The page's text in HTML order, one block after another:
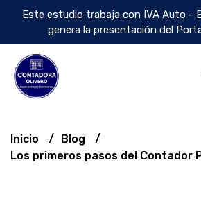
Este estudio trabaja con IVA Auto -
genera la presentación del
Inicio
Blog
Los primeros pasos del Contador